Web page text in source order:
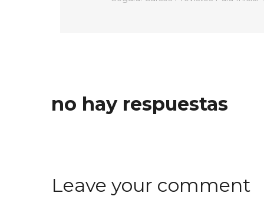
no hay respuestas
Leave your comment